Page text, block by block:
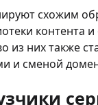
схожим
контента и
из них также
и сменой